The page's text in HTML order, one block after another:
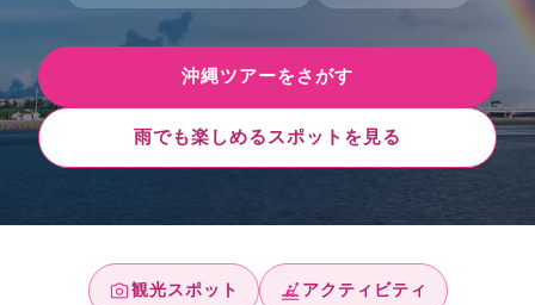
沖縄ツアーをさがす
雨でも楽しめるスポットを見る
photo_camera観光スポット kayaking アクティビティ